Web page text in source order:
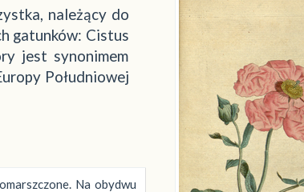
należący do
gatunków: Cistus
jest synonimem
Południowej
Na obydwu